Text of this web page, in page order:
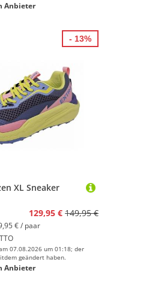
Anbieter
XL Sneaker
129,95 € 149,95 €
€ / paar
07.08.2026 um 01:18; der
geändert haben.
Anbieter
- 13%